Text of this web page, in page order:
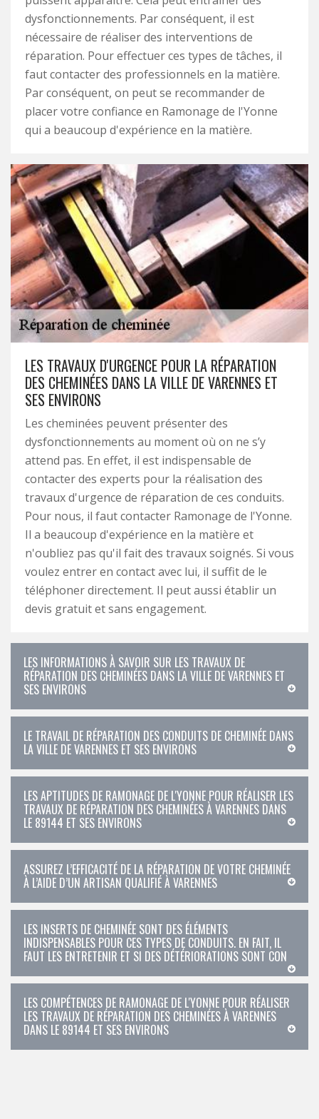
dysfonctionnements. Par conséquent, il est
nécessaire de réaliser des interventions de
réparation. Pour effectuer ces types de tâches, il
faut contacter des professionnels en la matière.
Par conséquent, on peut se recommander de
placer votre confiance en Ramonage de l'Yonne
qui a beaucoup d'expérience en la matière.
LES TRAVAUX D'URGENCE POUR LA RÉPARATION
DES CHEMINÉES DANS LA VILLE DE VARENNES ET
SES ENVIRONS
Les cheminées peuvent présenter des
dysfonctionnements au moment où on ne s’y
attend pas. En effet, il est indispensable de
contacter des experts pour la réalisation des
travaux d'urgence de réparation de ces conduits.
Pour nous, il faut contacter Ramonage de l'Yonne.
Il a beaucoup d'expérience en la matière et
n'oubliez pas qu'il fait des travaux soignés. Si vous
voulez entrer en contact avec lui, il suffit de le
téléphoner directement. Il peut aussi établir un
devis gratuit et sans engagement.
LES INFORMATIONS À SAVOIR SUR LES TRAVAUX DE
RÉPARATION DES CHEMINÉES DANS LA VILLE DE VARENNES ET
SES ENVIRONS
LE TRAVAIL DE RÉPARATION DES CONDUITS DE CHEMINÉE DANS
LA VILLE DE VARENNES ET SES ENVIRONS
LES APTITUDES DE RAMONAGE DE L'YONNE POUR RÉALISER LES
TRAVAUX DE RÉPARATION DES CHEMINÉES À VARENNES DANS
LE 89144 ET SES ENVIRONS
ASSUREZ L’EFFICACITÉ DE LA RÉPARATION DE VOTRE CHEMINÉE
À L’AIDE D’UN ARTISAN QUALIFIÉ À VARENNES
LES INSERTS DE CHEMINÉE SONT DES ÉLÉMENTS
INDISPENSABLES POUR CES TYPES DE CONDUITS. EN FAIT, IL
FAUT LES ENTRETENIR ET SI DES DÉTÉRIORATIONS SONT CON
LES COMPÉTENCES DE RAMONAGE DE L'YONNE POUR RÉALISER
LES TRAVAUX DE RÉPARATION DES CHEMINÉES À VARENNES
DANS LE 89144 ET SES ENVIRONS